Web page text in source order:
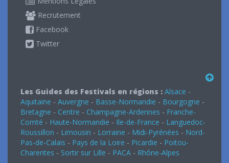
Recrutement
Facebook
Twitter
Les Guides des Festivals en régions : Alsace -
Aquitaine - Auvergne - Basse-Normandie - Bourgogne -
Bretagne - Centre - Champagne-Ardennes - Franche-
Comté - Haute-Normandie - Ile-de-France - Languedoc-
Roussillon - Limousin - Lorraine - Midi-Pyrénées - Nord-
Pas-de-Calais - Pays de la Loire - Picardie - Poitou-
Charentes - Sortir sur Lille - PACA - Rhône-Alpes